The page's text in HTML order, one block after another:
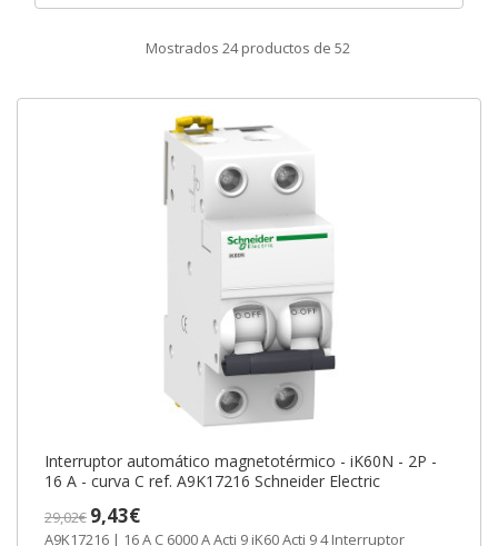
Mostrados 24productos de 52
Interruptor automático magnetotérmico - iK60N - 2P -
16 A - curva C ref. A9K17216 Schneider Electric
29,02€ 9,43€
A9K17216 | 16 A C 6000 A Acti 9 iK60 Acti 9 4 Interruptor